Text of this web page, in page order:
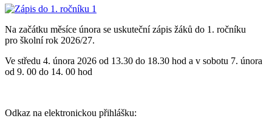
Na začátku měsíce února se uskuteční zápis žáků do 1. ročníku
pro školní rok 2026/27.
Ve středu 4. února 2026 od 13.30 do 18.30 hod a v sobotu 7. února
od 9. 00 do 14. 00 hod
Odkaz na elektronickou přihlášku: